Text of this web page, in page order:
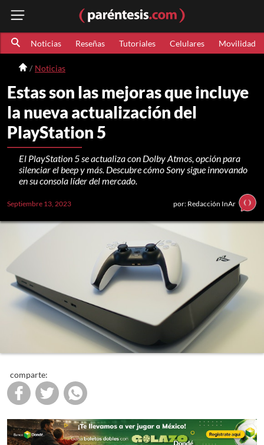
Noticias Reseñas Tutoriales Celulares Movilidad
Noticias
Estas son las mejoras que incluye
la nueva actualización del
PlayStation 5
El PlayStation 5 se actualiza con Dolby Atmos, opción para
silenciar el beep y más. Descubre cómo Sony sigue innovando
en su consola líder del mercado.
Septiembre 13, 2023 por: Redacción InAr
comparte: